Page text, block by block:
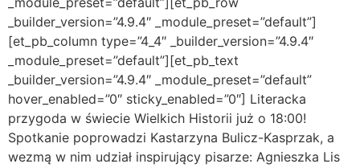
_builder_version=”4.9.4″ _module_preset=”default”]
[et_pb_column type=”4_4″ _builder_version=”4.9.4″
_module_preset=”default”][et_pb_text
_builder_version=”4.9.4″ _module_preset=”default”
hover_enabled=”0″ sticky_enabled=”0″] Literacka
przygoda w świecie Wielkich Historii już o 18:00!
Spotkanie poprowadzi Kastarzyna Bulicz-Kasprzak, a
wezmą w nim udział inspirujący pisarze: Agnieszka Lis